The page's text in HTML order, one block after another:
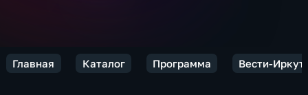
Главная Каталог Программа Вести-